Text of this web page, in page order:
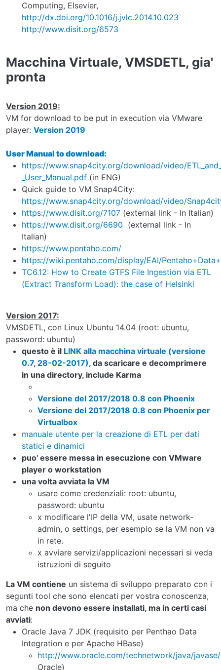
Computing, Elsevier,
http://dx.doi.org/10.1016/j.jvlc.2014.10.023
http://www.disit.org/6573
Macchina Virtuale, VMSDETL, gia'
pronta
Version 2019:
VM for download to be put in execution via VMware
player: Version 2019
User Manual to download:
https://www.snap4city.org/download/video/
_User_Manual.pdf (in ENG)
Quick guide to VM Snap4City:
https://www.snap4city.org/download/video/
https://www.disit.org/7107 (external link - In Italian)
https://www.disit.org/6690 (external link - In
Italian)
https://www.pentaho.com/
https://wiki.pentaho.com/display/EAI/
TC6.12: How to Create GTFS File Ingestion via ETL
(Extract Transform Load): the case of Helsinki
Version 2017:
VMSDETL, con Linux Ubuntu 14.04 (root: ubuntu,
password: ubuntu)
questo è il LINK alla macchina virtuale (versione
0.7, 28-02-2017), da scaricare e decomprimere
in una directory, include Karma
Versione del 2017/2018 0.8 con Phoenix
Versione del 2017/2018 0.8 con Phoenix per
Virtualbox
manuale utente per la creazione di ETL per dati
statici e dinamici
puo' essere messa in esecuzione con VMware
player o workstation
una volta avviata la VM
usare come credenziali: root: ubuntu,
password: ubuntu
x modificare l'IP della VM, usate network-
admin, o settings, per esempio se la VM non va
in rete.
x avviare servizi/applicazioni necessari si veda
istruzioni di seguito
La VM contiene un sistema di sviluppo preparato con i
segunti tool che sono elencati per vostra conoscenza,
ma che non devono essere installati, ma in certi casi
avviati:
Oracle Java 7 JDK (requisito per Penthao Data
Integration e per Apache HBase)
http://www.oracle.com/technetwork/java/javase/
Oracle)